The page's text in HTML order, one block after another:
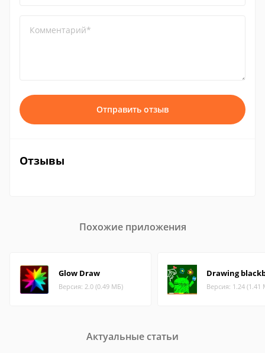
Комментарий*
Отправить отзыв
Отзывы
Похожие приложения
Glow Draw
Версия: 2.0 (0.49 МБ)
Drawing
Версия: 1.24 (1.41
Актуальные статьи